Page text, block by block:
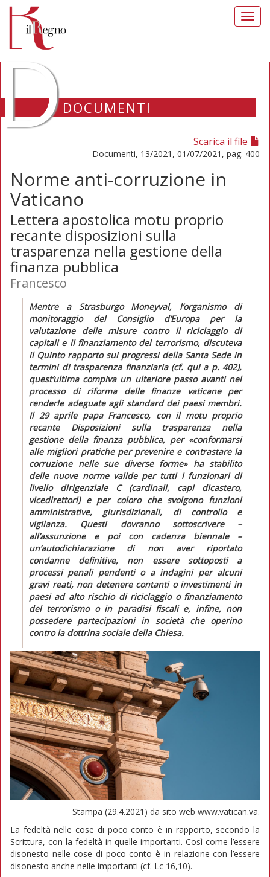
DOCUMENTI
Scarica il file
Documenti, 13/2021, 01/07/2021, pag. 400
Norme anti-corruzione in
Vaticano
Lettera apostolica motu proprio
recante disposizioni sulla
trasparenza nella gestione della
finanza pubblica
Francesco
Mentre a Strasburgo Moneyval, l’organismo di
monitoraggio del Consiglio d’Europa per la
valutazione delle misure contro il riciclaggio di
capitali e il finanziamento del terrorismo, discuteva
il Quinto rapportosui progressi della Santa Sede in
termini di trasparenza finanziaria (cf. quia p. 402),
quest’ultima compiva un ulteriore passo avanti nel
processo di riforma delle finanze vaticane per
renderle adeguate agli standard dei paesi membri.
Il 29 aprile papa Francesco, con il motu proprio
recante Disposizioni sulla trasparenza nella
gestione della finanza pubblica, per «conformarsi
alle migliori pratiche per prevenire e contrastare la
corruzione nelle sue diverse forme» ha stabilito
delle nuove norme valide per tutti i funzionari di
livello dirigenziale C (cardinali, capi dicastero,
vicedirettori) e per coloro che svolgono funzioni
amministrative, giurisdizionali, di controllo e
vigilanza. Questi dovranno sottoscrivere –
all’assunzione e poi con cadenza biennale –
un’autodichiarazione di non aver riportato
condanne definitive, non essere sottoposti a
processi penali pendenti o a indagini per alcuni
gravi reati, non detenere contanti o investimenti in
paesi ad alto rischio di riciclaggio o finanziamento
del terrorismo o in paradisi fiscali e, infine, non
possedere partecipazioni in società che operino
contro la dottrina sociale della Chiesa.
Stampa (29.4.2021) da sito web www.vatican.va.
La fedeltà nelle cose di poco conto è in rapporto, secondo la
Scrittura, con la fedeltà in quelle importanti. Così come l’essere
disonesto nelle cose di poco conto è in relazione con l’essere
disonesto anche nelle importanti (cf. Lc 16,10).